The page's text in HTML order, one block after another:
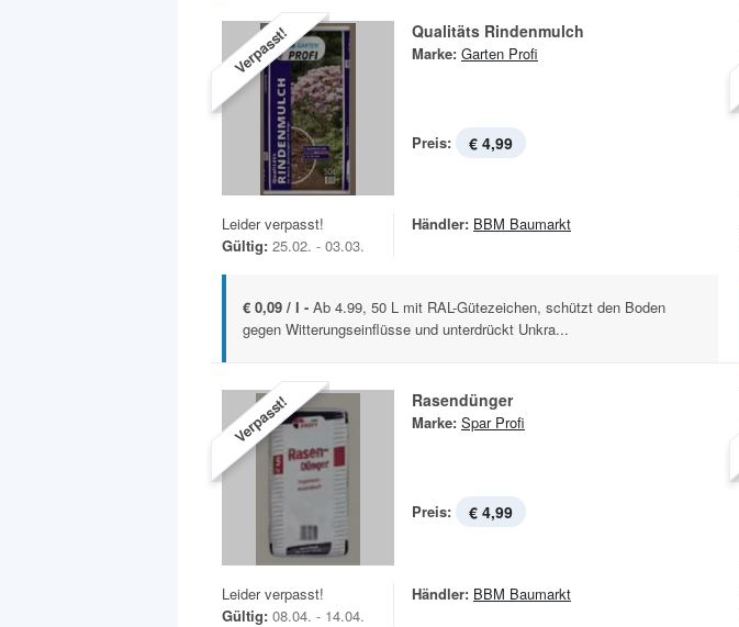
Verpasst! Qualitäts Rindenmulch
Marke: Garten Profi
Preis: € 4,99
Leider verpasst!
Gültig: 25.02. - 03.03.
Händler: BBM Baumarkt
€ 0,09 / l - Ab 4.99, 50 L mit RAL-Gütezeichen, schützt den Boden
gegen Witterungseinflüsse und unterdrückt Unkra...
Verpasst! Rasendünger
Marke: Spar Profi
Preis: € 4,99
Leider verpasst!
Gültig: 08.04. - 14.04.
Händler: BBM Baumarkt